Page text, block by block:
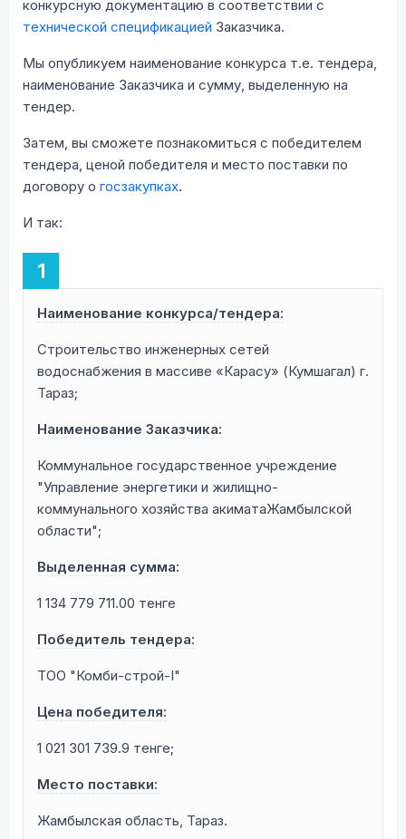
конкурсную документацию в соответствии с
технической спецификацией Заказчика.
Мы опубликуем наименование конкурса т.е. тендера,
наименование Заказчика и сумму, выделенную на
тендер.
Затем, вы сможете познакомиться с победителем
тендера, ценой победителя и место поставки по
договору о госзакупках.
И так:
Наименование конкурса/тендера:
Строительство инженерных сетей
водоснабжения в массиве «Карасу» (Кумшагал) г.
Тараз;
Наименование Заказчика:
Коммунальное государственное учреждение
"Управление энергетики и жилищно-
коммунального хозяйства акиматаЖамбылской
области";
Выделенная сумма:
1 134 779 711.00 тенге
Победитель тендера:
ТОО "Комби-строй-І"
Цена победителя:
1 021 301 739.9 тенге;
Место поставки:
Жамбылская область, Тараз.